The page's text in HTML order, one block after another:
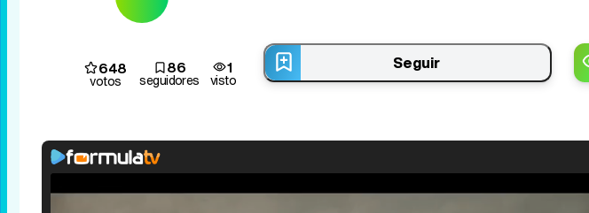
648
votos
86
seguidores
1
visto
Seguir